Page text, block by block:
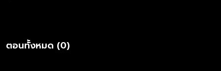
ตอนทั้งหมด (0)